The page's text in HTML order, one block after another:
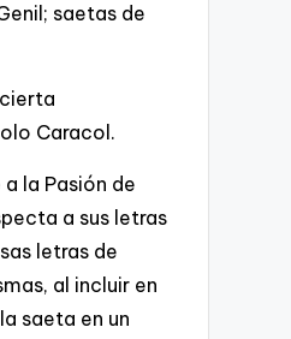
saetas de
Caracol.
la Pasión de
a sus letras
letras de
al incluir en
saeta en un